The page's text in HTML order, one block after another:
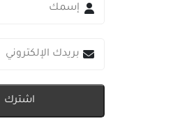
اشترك